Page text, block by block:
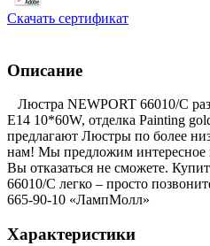
Скачать сертификат
Описание
Люстра NEWPORT 66010/C
E14 10*60W, отделка Painting
предлагают Люстры по более
нам! Мы предложим интересное
Вы отказаться не сможете.
66010/C легко – просто
665-90-10 «ЛампМолл»
Характеристики